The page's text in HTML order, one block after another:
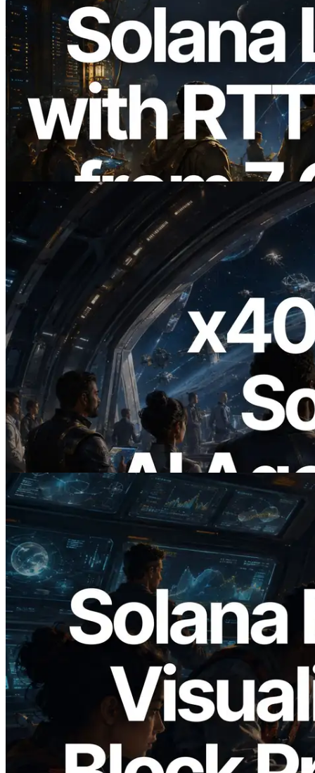
2026.08.05
ERPC expande a Solana Leader Slot API
com medição de ping a partir de 7 regiões
globais — Validators Information API
também lançada
2026.07.04
ERPC lança Solana RPC com suporte a
x402 — A era em que agentes de IA
pagam sob demanda pelas APIs de que
precisam
Ler este artigo
2026.05.24
Validators Solutions lança Solana Block
Analyzer — Visualizando o tempo de
produção de bloco por slot e o validador
responsável